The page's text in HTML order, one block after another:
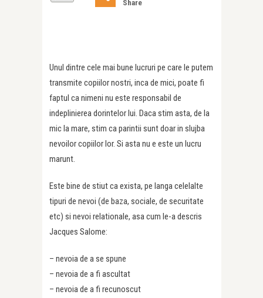
Share
Unul dintre cele mai bune lucruri pe care le putem
transmite copiilor nostri, inca de mici, poate fi
faptul ca nimeni nu este responsabil de
indeplinierea dorintelor lui. Daca stim asta, de la
mic la mare, stim ca parintii sunt doar in slujba
nevoilor copiilor lor. Si asta nu e este un lucru
marunt.
Este bine de stiut ca exista, pe langa celelalte
tipuri de nevoi (de baza, sociale, de securitate
etc) si nevoi relationale, asa cum le-a descris
Jacques Salome:
– nevoia de a se spune
– nevoia de a fi ascultat
– nevoia de a fi recunoscut